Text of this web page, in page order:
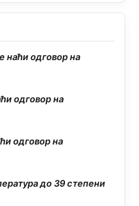
наћи одговор на
одговор на
одговор на
до 39 степени